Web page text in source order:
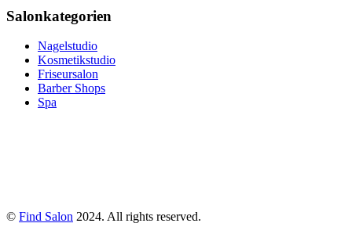
Salonkategorien
Nagelstudio
Kosmetikstudio
Friseursalon
Barber Shops
Spa
© Find Salon 2024. All rights reserved.